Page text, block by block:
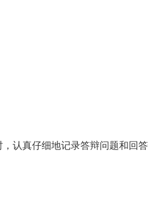
认真仔细地记录答辩问题和回